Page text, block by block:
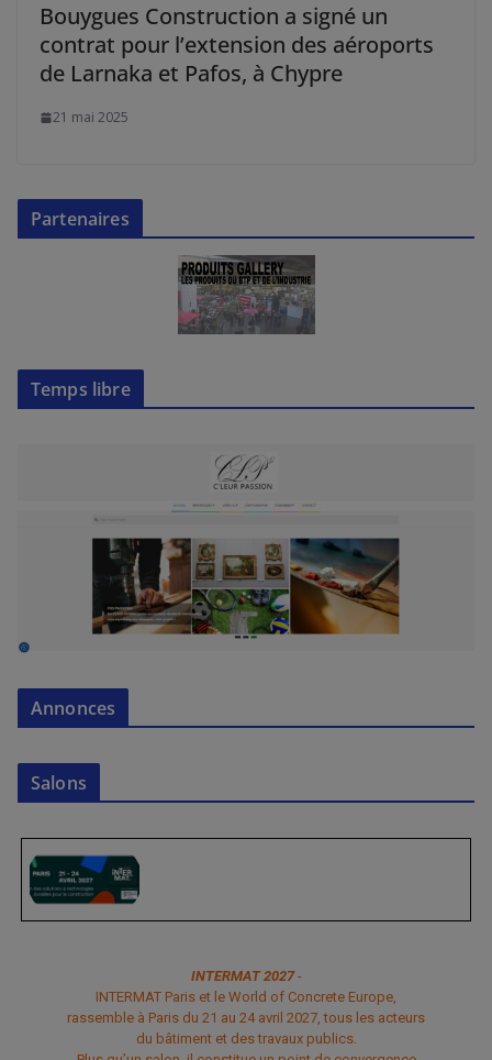
Bouygues Construction a signé un
contrat pour l’extension des aéroports
de Larnaka et Pafos, à Chypre
21 mai 2025
Partenaires
Temps libre
Annonces
Salons
INTERMAT 2027-
INTERMAT Paris et le World of Concrete Europe,
rassemble à Paris du 21 au 24 avril 2027, tous les acteurs
du bâtiment et des travaux publics.